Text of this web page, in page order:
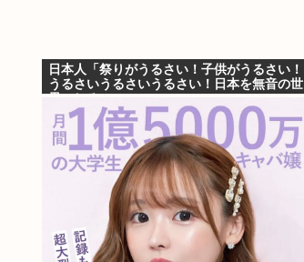
日本人「祭りがうるさい！子供がうるさい！
うるさいうるさいうるさい！日本を無音の世